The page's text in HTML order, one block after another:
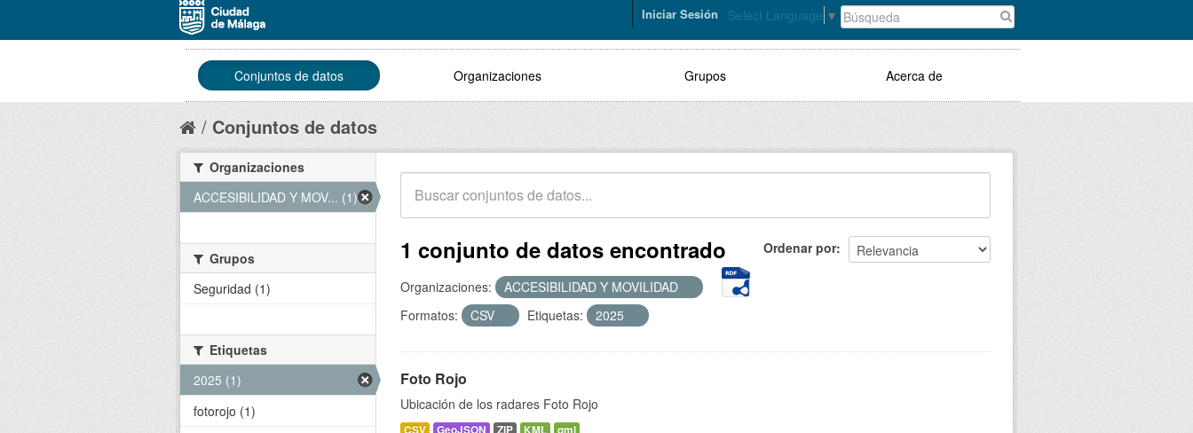
Select Language ▼
Iniciar Sesión
Conjuntos de datos Organizaciones Grupos Acerca de
Conjuntos de datos
Ordenar por
1 conjunto de datos encontrado
Organizaciones:
ACCESIBILIDAD Y MOVILIDAD
Formatos:
CSV Etiquetas: 2025
Foto Rojo
Ubicación de los radares Foto Rojo
CSV GeoJSON ZIP KML gml
Organizaciones
ACCESIBILIDAD Y MOV... (1)
Grupos
Seguridad (1)
Etiquetas
2025 (1)
fotorojo (1)